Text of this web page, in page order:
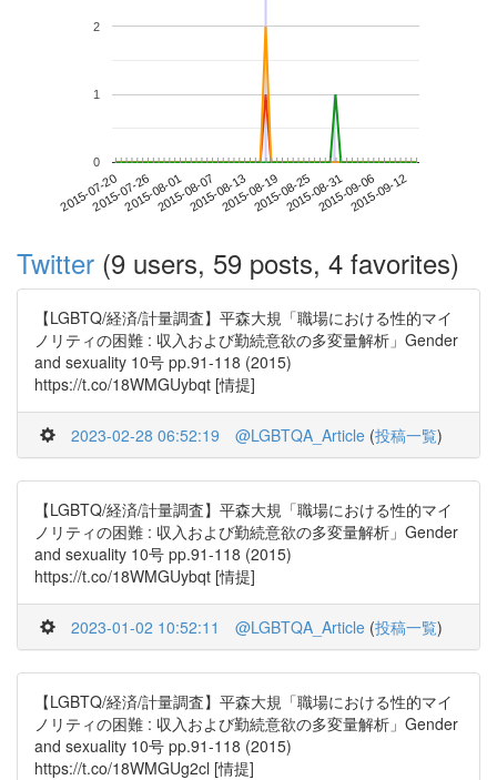
2015-07-202015-07-262015-08-012015-08-072015-08-132015-08-192015-08-252015-08-312015-09-062015-09-12
0
1
2
Twitter (9 users, 59 posts, 4 favorites)
【LGBTQ/経済/計量調査】平森大規「職場における性的マイ
ノリティの困難 : 収入および勤続意欲の多変量解析」Gender
and sexuality 10号 pp.91-118 (2015)
https://t.co/18WMGUybqt [情提]
2023-02-28 06:52:19 @LGBTQA_Article (投稿一覧)
【LGBTQ/経済/計量調査】平森大規「職場における性的マイ
ノリティの困難 : 収入および勤続意欲の多変量解析」Gender
and sexuality 10号 pp.91-118 (2015)
https://t.co/18WMGUybqt [情提]
2023-01-02 10:52:11 @LGBTQA_Article (投稿一覧)
【LGBTQ/経済/計量調査】平森大規「職場における性的マイ
ノリティの困難 : 収入および勤続意欲の多変量解析」Gender
and sexuality 10号 pp.91-118 (2015)
https://t.co/18WMGUg2cl [情提]